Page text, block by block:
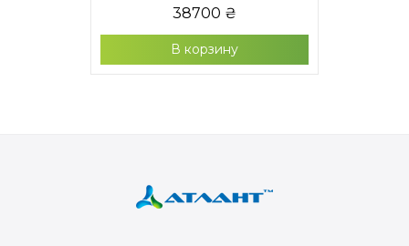
38700 ₴
В корзину